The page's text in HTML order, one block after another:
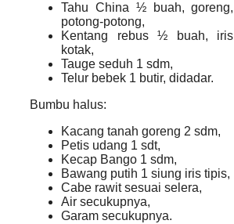
Tahu China ½ buah, goreng,
potong-potong,
Kentang rebus ½ buah, iris
kotak,
Tauge seduh 1 sdm,
Telur bebek 1 butir, didadar.
Bumbu halus:
Kacang tanah goreng 2 sdm,
Petis udang 1 sdt,
Kecap Bango 1 sdm,
Bawang putih 1 siung iris tipis,
Cabe rawit sesuai selera,
Air secukupnya,
Garam secukupnya.